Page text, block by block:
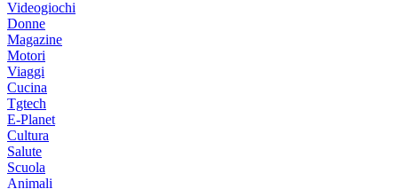
Videogiochi
Donne
Magazine
Motori
Viaggi
Cucina
Tgtech
E-Planet
Cultura
Salute
Scuola
Animali